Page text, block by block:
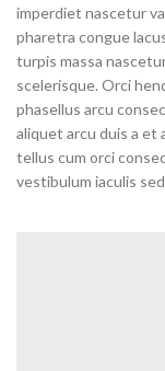
imperdiet nascetur
pharetra congue
turpis massa
scelerisque. Orci
phasellus arcu
aliquet arcu duis a et
tellus cum orci
vestibulum iaculis